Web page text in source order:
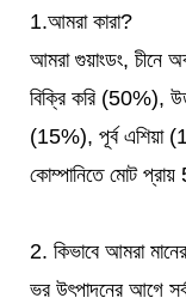
1.আমরা কারা?
আমরা গুয়াংডং, চীনে
বিক্রি করি (50%),
(15%), পূর্ব এশিয়া
কোম্পানিতে মোট
2. কিভাবে আমরা মানের
ভর উৎপাদনের আগে